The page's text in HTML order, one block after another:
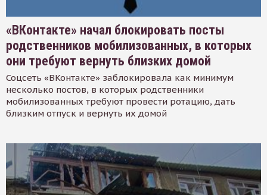
«ВКонтакте» начал блокировать посты
родственников мобилизованных, в которых
они требуют вернуть близких домой
Соцсеть «ВКонтакте» заблокировала как минимум
несколько постов, в которых родственники
мобилизованных требуют провести ротацию, дать
близким отпуск и вернуть их домой